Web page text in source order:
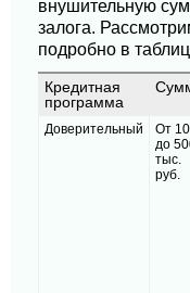
внушительную
залога.
подробно в
Кредитная
программа
Доверительный
От
до
тыс.
руб.